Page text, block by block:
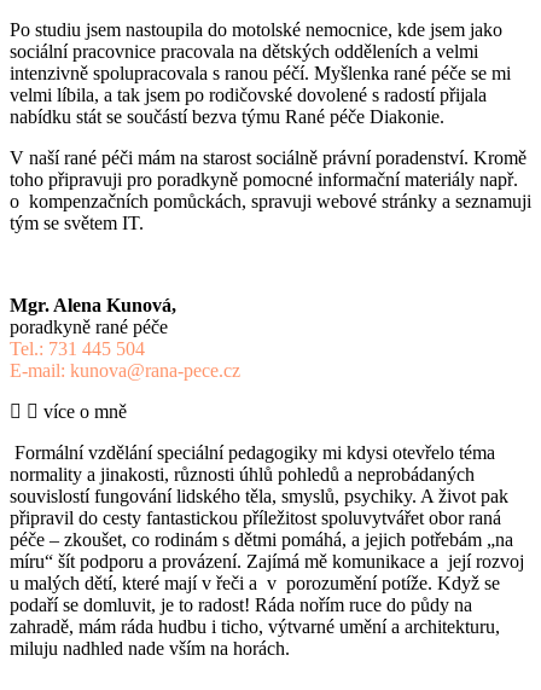
Po studiu jsem nastoupila do motolské nemocnice, kde jsem jako
sociální pracovnice pracovala na dětských odděleních a velmi
intenzivně spolupracovala s ranou péčí. Myšlenka rané péče se mi
velmi líbila, a tak jsem po rodičovské dovolené s radostí přijala
nabídku stát se součástí bezva týmu Rané péče Diakonie.
V naší rané péči mám na starost sociálně právní poradenství. Kromě
toho připravuji pro poradkyně pomocné informační materiály např.
o kompenzačních pomůckách, spravuji webové stránky a seznamuji
tým se světem IT.
Mgr. Alena Kunová,
poradkyně rané péče
Tel.: 731 445 504
E-mail: kunova@rana-pece.cz
více o mně
Formální vzdělání speciální pedagogiky mi kdysi otevřelo téma
normality a jinakosti, různosti úhlů pohledů a neprobádaných
souvislostí fungování lidského těla, smyslů, psychiky. A život pak
připravil do cesty fantastickou příležitost spoluvytvářet obor raná
péče – zkoušet, co rodinám s dětmi pomáhá, a jejich potřebám „na
míru“ šít podporu a provázení. Zajímá mě komunikace a její rozvoj
u malých dětí, které mají v řeči a v porozumění potíže. Když se
podaří se domluvit, je to radost! Ráda nořím ruce do půdy na
zahradě, mám ráda hudbu i ticho, výtvarné umění a architekturu,
miluju nadhled nade vším na horách.